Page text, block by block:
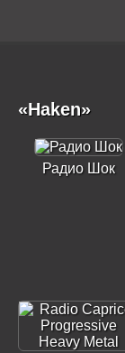
«Haken»
Радио Шок